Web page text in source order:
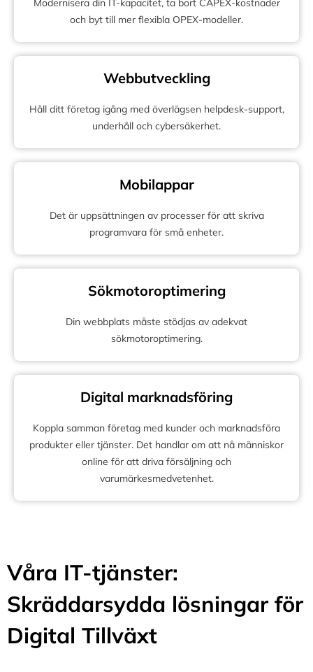
och byt till mer flexibla OPEX-modeller.
Webbutveckling
Håll ditt företag igång med överlägsen helpdesk-support,
underhåll och cybersäkerhet.
Mobilappar
Det är uppsättningen av processer för att skriva
programvara för små enheter.
Sökmotoroptimering
Din webbplats måste stödjas av adekvat
sökmotoroptimering.
Digital marknadsföring
Koppla samman företag med kunder och marknadsföra
produkter eller tjänster. Det handlar om att nå människor
online för att driva försäljning och
varumärkesmedvetenhet.
Våra IT-tjänster:
Skräddarsydda lösningar för
Digital Tillväxt